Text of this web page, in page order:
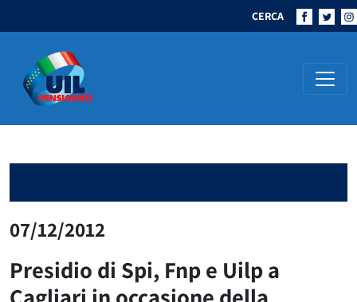
CERCA
Navigazione principale
07/12/2012
Presidio di Spi, Fnp e Uilp a